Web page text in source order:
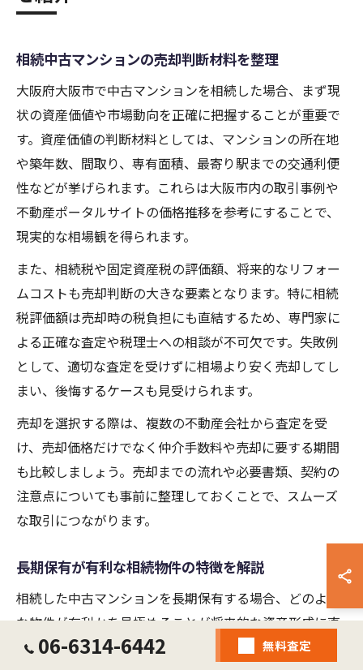
相続中古マンションの売却判断材料を整理
大阪府大阪市で中古マンションを相続した場合、まず現
状の資産価値や市場動向を正確に把握することが重要で
す。資産価値の判断材料としては、マンションの所在地
や築年数、間取り、専有面積、最寄り駅までの交通利便
性などが挙げられます。これらは大阪市内の取引事例や
不動産ポータルサイトの価格推移を参考にすることで、
現実的な相場観を得られます。
また、相続税や固定資産税の評価額、将来的なリフォー
ムコストも売却判断の大きな要素となります。特に相続
税評価額は売却時の税負担にも直結するため、専門家に
よる正確な査定や税理士への相談が不可欠です。失敗例
として、適切な査定を受けずに相場より安く売却してし
まい、後悔するケースも見受けられます。
売却を選択する際は、複数の不動産会社から査定を受
け、売却価格だけでなく仲介手数料や売却に要する期間
も比較しましょう。売却までの流れや必要書類、契約の
注意点についても事前に整理しておくことで、スムーズ
な取引につながります。
長期保有が有利な相続物件の特徴を解説
相続した中古マンションを長期保有する場合、どのよう
な物件が有利かを見極めることが将来的な資産形成に直
結します。有利な特徴としては、駅近や大阪市内の人気
06-6314-6442 無料査定